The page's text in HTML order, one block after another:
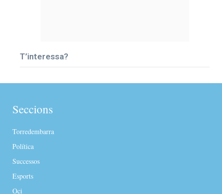
T’interessa?
Seccions
Torredembarra
Política
Successos
Esports
Oci